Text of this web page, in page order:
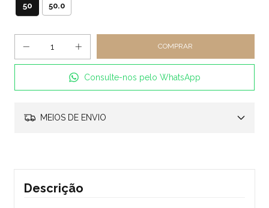
50 50.0
Consulte-nos pelo WhatsApp
MEIOS DE ENVIO
Descrição